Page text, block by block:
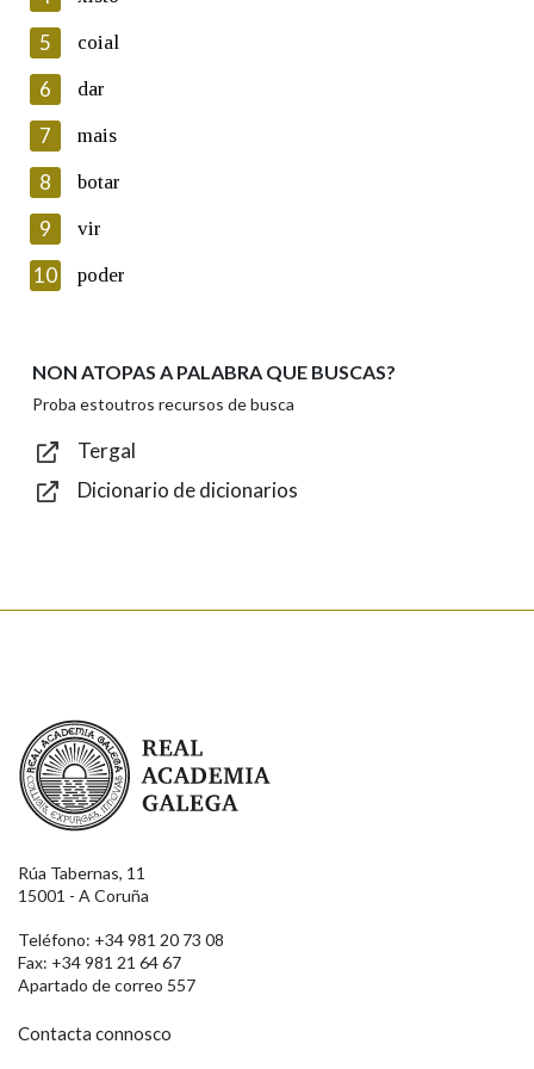
Lin e acepto as condicións da política de
Introduce o código que aparece na imaxe:
Texto de verificación
Enviar
5 coial
6 dar
7 mais
8 botar
9 vir
10 poder
NON ATOPAS A PALABRA QUE BUSCAS?
Proba estoutros recursos de busca
Tergal
Dicionario de dicionarios
Real Academia Galega
Rúa Tabernas, 11
15001 - A Coruña
Teléfono: +34 981 20 73 08
Fax: +34 981 21 64 67
Apartado de correo 557
Contacta connosco